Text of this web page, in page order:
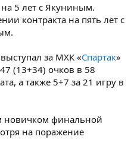
5 лет с Якуниным.
контракта на пять лет с
за МХК «Спартак»
(13+34) очков в 58
а также 5+7 за 21 игру в
новичком финальной
на поражение